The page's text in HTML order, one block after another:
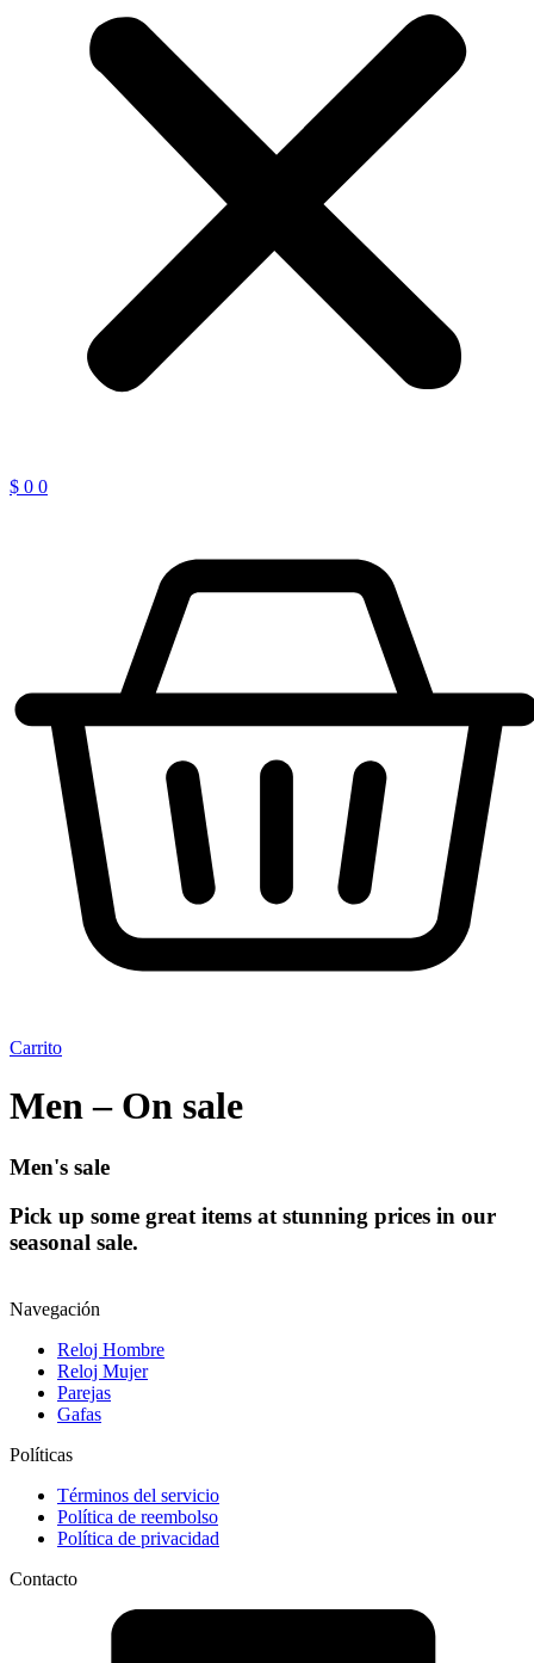
$ 0 0
Carrito
Men – On sale
Men's sale
Pick up some great items at stunning prices in our
seasonal sale.
Navegación
Reloj Hombre
Reloj Mujer
Parejas
Gafas
Políticas
Términos del servicio
Política de reembolso
Política de privacidad
Contacto